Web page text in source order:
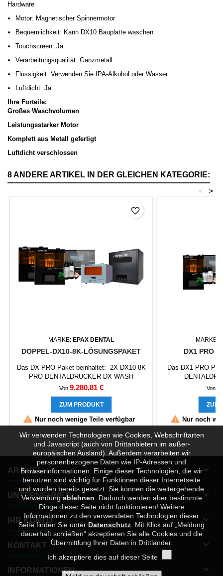
Hardware
Motor: Magnetischer Spinnermotor
Bequemlichkeit: Kann DX10 Bauplatte waschen
Touchscreen: Ja
Verarbeitungsqualität: Ganzmetall
Flüssigkeit: Verwenden Sie IPA-Alkohol oder Wasser
Luftdicht: Ja
Ihre Forteile:
Großes Waschvolumen
Leistungsstarker Motor
Komplett aus Metall gefertigt
Luftdicht verschlossen
8 ANDERE ARTIKEL IN DER GLEICHEN KATEGORIE:
>
<
MARKE: EPAX DENTAL
DOPPEL-DX10-8K-LÖSUNGSPAKET
Das DX PRO Paket beinhaltet: 2X DX10-8K
PRO DENTALDRUCKER DX WASH
PRO DX CURE
PRO 1 Kg CADdata3D
CASTABLE RESIN FOR DENTAL 1 Kg
Mälzer Modell RESIN VALIDIERTE HARZE
DOWNLOAD PRESETS KEYPRINT
Von Preis
9.280,81 €
ZUM PRODUKT
 Nur noch wenige Teile verfügbar
favorite_border
MARKE:
DX1 PRO
Das DX1 PRO
PRO
PRO 0,5
CASTABLE
Mälzer Modell
DOWNLOAD
Von
ZUM
 Nur noch
ARTIKEL 
UNTERNEHMEN 
IHR KONTO 
KONTAKT 
INFORMATIONEN 
Wir verwenden Technologien wie Cookies, Webschriftarten
und Javascript (auch von Drittanbietern im außer-
europäischen Ausland). Außerdem verarbeiten wir
personenbezogene Daten wie IP-Adressen und
Browserinformationen. Einige dieser Technologien, die wir
benutzen sind wichtig für Funktionen dieser Internetseite
und wurden bereits gesetzt. Sie können die weitergehende
Verwendungablehnen
Dadurch werden aber bestimmte
Dinge dieser Seite nicht funktionieren! Weitere
Informationen zu den verwendeten Technologien dieser
Seite finden Sie unter Datenschutz . Mit Klick auf „Meldung
dauerhaft schließen“ akzeptieren Sie alle Cookies und die
Übermittlung Ihrer Daten in Drittländer.
Ich akzeptiere dies auf dieser Seite